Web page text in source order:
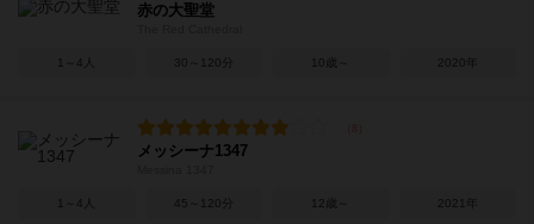
赤の大聖堂
1～4人 30～120分 10歳～ 2020年
メッシーナ1347
1～4人 45～120分 12歳～ 2021年